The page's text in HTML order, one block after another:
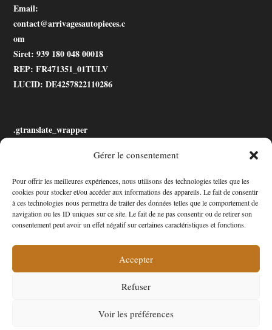
Gérer le consentement
Pour offrir les meilleures expériences, nous utilisons des technologies telles que les
cookies pour stocker et/ou accéder aux informations des appareils. Le fait de consentir
à ces technologies nous permettra de traiter des données telles que le comportement de
navigation ou les ID uniques sur ce site. Le fait de ne pas consentir ou de retirer son
consentement peut avoir un effet négatif sur certaines caractéristiques et fonctions.
Accepter
Refuser
Voir les préférences
Email:
contact@arrivagesautopieces.c
om
Siret: 939 180 048 00018
REP: FR471351_01TULV
LUCID: DE4257822110286
.gtranslate_wrapper
Mon Compte
Contact
Politique de cookies (UE)
Copyright 2025 - Arrivages Auto Pièces - Tous droits réservés